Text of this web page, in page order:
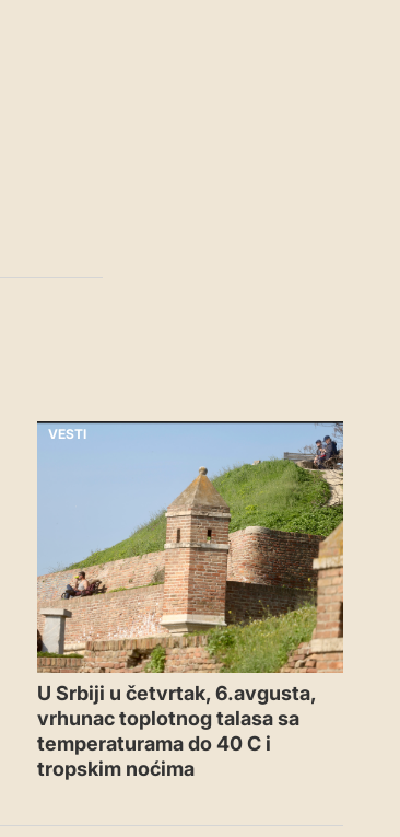
VESTI
U Srbiji u četvrtak, 6.avgusta,
vrhunac toplotnog talasa sa
temperaturama do 40 C i
tropskim noćima